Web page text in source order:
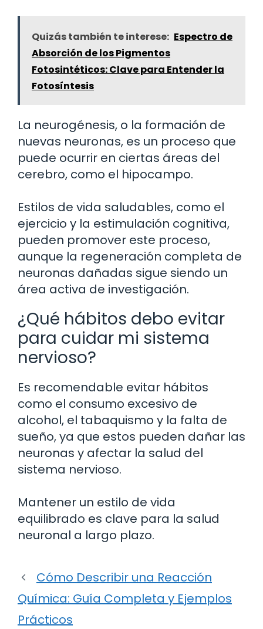
Quizás también te interese: Espectro de
Absorción de los Pigmentos
Fotosintéticos: Clave para Entender la
Fotosíntesis
La neurogénesis, o la formación de
nuevas neuronas, es un proceso que
puede ocurrir en ciertas áreas del
cerebro, como el hipocampo.
Estilos de vida saludables, como el
ejercicio y la estimulación cognitiva,
pueden promover este proceso,
aunque la regeneración completa de
neuronas dañadas sigue siendo un
área activa de investigación.
¿Qué hábitos debo evitar
para cuidar mi sistema
nervioso?
Es recomendable evitar hábitos
como el consumo excesivo de
alcohol, el tabaquismo y la falta de
sueño, ya que estos pueden dañar las
neuronas y afectar la salud del
sistema nervioso.
Mantener un estilo de vida
equilibrado es clave para la salud
neuronal a largo plazo.
Cómo Describir una Reacción
Química: Guía Completa y Ejemplos
Prácticos